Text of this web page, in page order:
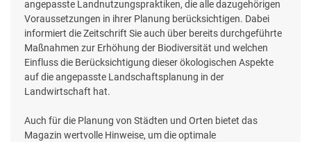
angepasste Landnutzungspraktiken, die alle dazugehörigen
Voraussetzungen in ihrer Planung berücksichtigen. Dabei
informiert die Zeitschrift Sie auch über bereits durchgeführte
Maßnahmen zur Erhöhung der Biodiversität und welchen
Einfluss die Berücksichtigung dieser ökologischen Aspekte
auf die angepasste Landschaftsplanung in der
Landwirtschaft hat.
Auch für die Planung von Städten und Orten bietet das
Magazin wertvolle Hinweise, um die optimale